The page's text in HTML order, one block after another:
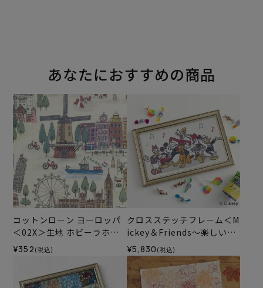
あなたにおすすめの商品
コットンローン ヨーロッパ
＜02X＞生地 ホビーラホビ
ーレデザインコレクション
¥352 (税込)
クロスステッチフレーム＜M
ickey＆Friends～楽しい一
日～＞
¥5,830 (税込)